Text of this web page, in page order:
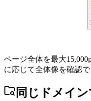
ページ全体を最大
に応じて全体像を確認で
同じドメイ